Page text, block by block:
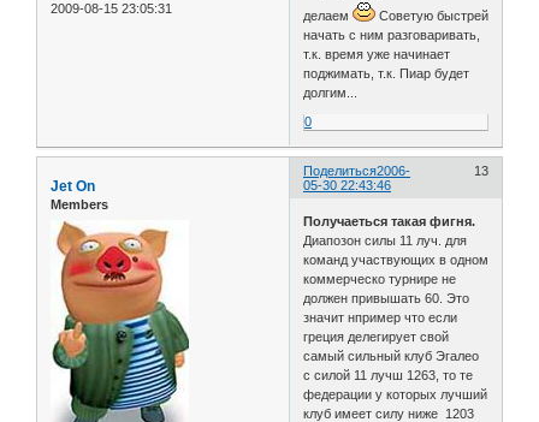
2009-08-15 23:05:31
делаем
Советую быстрей
начать с ним разговаривать,
т.к. время уже начинает
поджимать, т.к. Пиар будет
долгим...
0
Поделиться 13
2006-
05-30 22:43:46
Jet On
Members
Получаеться такая фигня.
Диапозон силы 11 луч. для
команд участвующих в одном
коммерческо турнире не
должен привышать 60. Это
значит нпример что если
греция делегирует свой
самый сильный клуб Эгалео
с силой 11 лучш 1263, то те
федерации у которых лучший
клуб имеет силу ниже 1203